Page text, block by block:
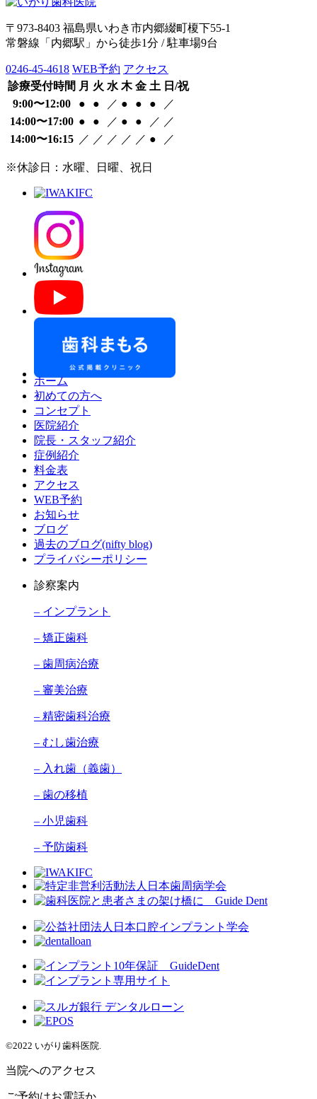
〒973-8403 福島県いわき市内郷綴町榎下55-1
常磐線「内郷駅」から徒歩1分 / 駐車場9台
0246-45-4618 WEB予約 アクセス
診療受付時間 月 火 水 木 金 土 日/祝
9:00〜12:00
● ● ／ ● ● ●
／
14:00〜17:00 ● ● ／ ● ● ／ ／
14:00〜16:15 ／ ／ ／ ／ ／ ● ／
※休診日：水曜、日曜、祝日
ホーム
初めての方へ
コンセプト
医院紹介
院長・スタッフ紹介
症例紹介
料金表
アクセス
WEB予約
お知らせ
ブログ
過去のブログ(nifty blog)
プライバシーポリシー
診察案内
– インプラント
– 矯正歯科
– 歯周病治療
– 審美治療
– 精密歯科治療
– むし歯治療
– 入れ歯（義歯）
– 歯の移植
– 小児歯科
– 予防歯科
©2022 いがり歯科医院.
当院へのアクセス
ご予約はお電話か